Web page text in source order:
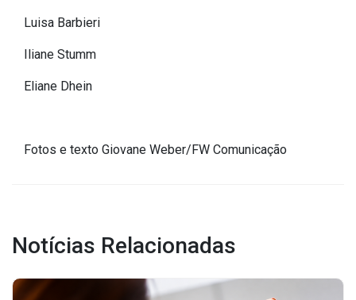
Luisa Barbieri
Iliane Stumm
Eliane Dhein
Fotos e texto Giovane Weber/FW Comunicação
Notícias Relacionadas